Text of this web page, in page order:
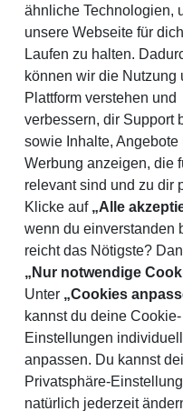
Hotelbeschreibung
Felsstrand entfernt
sind es ca. 4 km. Die Stadt
sind nach ca. 1 km zu
nach rund 1 km. Weitere
Für Mobilität im Urlaub
befindet sich ein
Balkon): Die Zimmer
ähnliche Technologien,
unsere Webseite für
Laufen zu halten.
können wir die Nutzung
Plattform verstehen und
verbessern, dir Support
sowie Inhalte, Angebote
Werbung anzeigen, die
relevant sind und zu dir
Klicke auf „Alle
wenn du einverstanden
reicht das Nötigste?
„Nur notwendige
Unter „Cookies
kannst du deine Cookie-
Einstellungen individuell
anpassen. Du kannst
Privatsphäre-
natürlich jederzeit